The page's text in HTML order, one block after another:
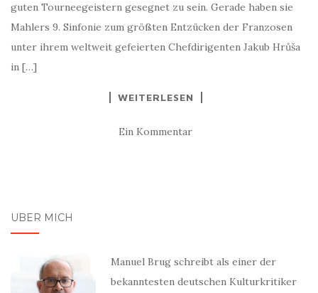
guten Tourneegeistern gesegnet zu sein. Gerade haben sie
Mahlers 9. Sinfonie zum größten Entzücken der Franzosen
unter ihrem weltweit gefeierten Chefdirigenten Jakub Hrůša
in […]
WEITERLESEN
Ein Kommentar
ÜBER MICH
Manuel Brug schreibt als einer der
bekanntesten deutschen Kulturkritiker